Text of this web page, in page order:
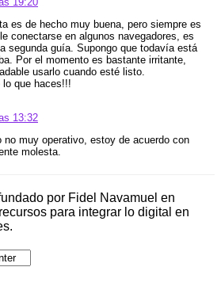
es de hecho muy buena, pero siempre es
conectarse en algunos navegadores, es
segunda guía. Supongo que todavía está
Por el momento es bastante irritante,
usarlo cuando esté listo.
que haces!!!
13:32
no muy operativo, estoy de acuerdo con
molesta.
por Fidel Navamuel en
para integrar lo digital en